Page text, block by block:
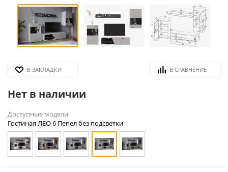
В ЗАКЛАДКИ В СРАВНЕНИЕ
Нет в наличии
Доступные модели
Гостиная ЛЕО 6 Пепел без подсветки